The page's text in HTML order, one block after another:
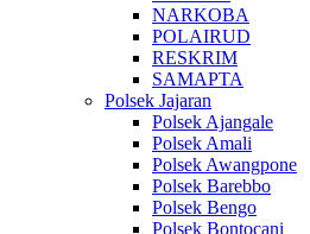
NARKOBA
POLAIRUD
RESKRIM
SAMAPTA
Polsek Jajaran
Polsek Ajangale
Polsek Amali
Polsek Awangpone
Polsek Barebbo
Polsek Bengo
Polsek Bontocani